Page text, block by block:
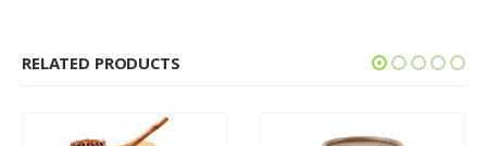
RELATED PRODUCTS